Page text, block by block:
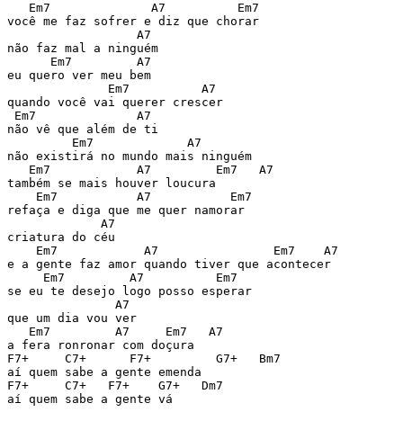
   Em7              A7          Em7
você me faz sofrer e diz que chorar
                  A7
não faz mal a ninguém
      Em7         A7
eu quero ver meu bem
              Em7          A7
quando você vai querer crescer
Em7              A7
não vê que além de ti
         Em7             A7
não existirá no mundo mais ninguém
   Em7            A7         Em7   A7
também se mais houver loucura
    Em7           A7           Em7
refaça e diga que me quer namorar
             A7
criatura do céu
    Em7            A7                Em7    A7
e a gente faz amor quando tiver que acontecer
     Em7         A7          Em7
se eu te desejo logo posso esperar
               A7
que um dia vou ver
   Em7         A7     Em7   A7
a fera ronronar com doçura
F7+     C7+      F7+         G7+   Bm7
aí quem sabe a gente emenda
F7+     C7+   F7+    G7+   Dm7
aí quem sabe a gente vá